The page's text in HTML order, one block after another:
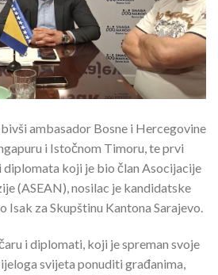
ambasador Bosne i Hercegovine
i Istočnom Timoru, te prvi
koji je bio član Asocijacije
(ASEAN), nosilac je kandidatske
Isak za Skupštinu Kantona Sarajevo.
i diplomati, koji je spreman svoje
svijeta ponuditi građanima,